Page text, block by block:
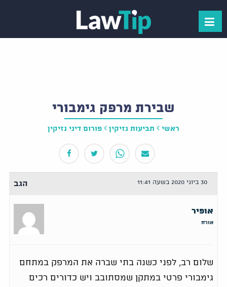
שבירת מרפק גימבורי
ראשי תביעות נזיקין פורום דיני נזיקין
30 ביוני 2020 בשעה 11:41 הגב
אופיר
אורח
שלום רב, לפני כשנה בתי שברה את המרפק במתחם
גימבורי פרטי במתקן שמסתובב ויש כדורים רכים